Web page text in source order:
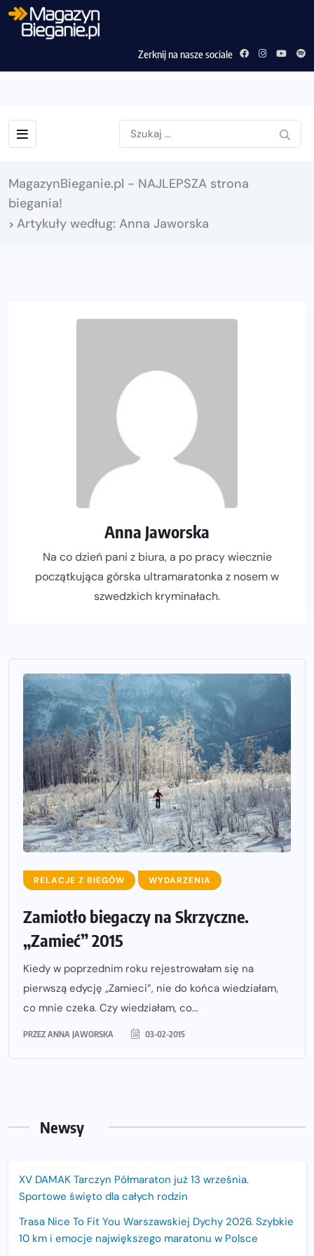
Zerknij na nasze sociale
MagazynBieganie.pl - NAJLEPSZA strona
biegania!
> Artykuły według: Anna Jaworska
Anna Jaworska
Na co dzień pani z biura, a po pracy wiecznie
początkująca górska ultramaratonka z nosem w
szwedzkich kryminałach.
RELACJE Z BIEGÓW WYDARZENIA
Zamiotło biegaczy na Skrzyczne.
„Zamieć” 2015
Kiedy w poprzednim roku rejestrowałam się na
pierwszą edycję „Zamieci”, nie do końca wiedziałam,
co mnie czeka. Czy wiedziałam, co...
PRZEZ ANNA JAWORSKA 03-02-2015
Newsy
XV DAMAK Tarczyn Półmaraton już 13 września.
Sportowe święto dla całych rodzin
Trasa Nice To Fit You Warszawskiej Dychy 2026. Szybkie
10 km i emocje największego maratonu w Polsce